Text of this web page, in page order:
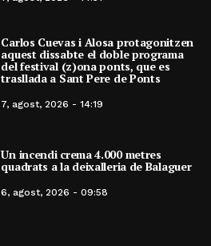
Carlos Cuevas i Alosa protagonitzen
aquest dissabte el doble programa
del festival (z)ona ponts, que es
trasllada a Sant Pere de Ponts
7, agost, 2026 - 14:19
Un incendi crema 4.000 metres
quadrats a la deixalleria de Balaguer
6, agost, 2026 - 09:58